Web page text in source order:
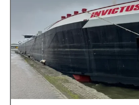
MS Invictus